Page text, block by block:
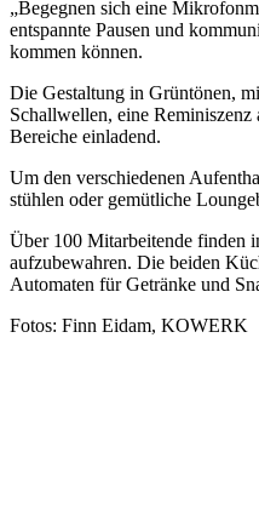
„Begegnen sich eine
entspannte Pausen und
kommen können.
Die Gestaltung in Grüntönen,
Schallwellen, eine
Bereiche einladend.
Um den verschiedenen
stühlen oder gemütliche
Über 100 Mitarbeitende finden
aufzubewahren. Die beiden
Automaten für Getränke und
Fotos: Finn Eidam, KOWERK